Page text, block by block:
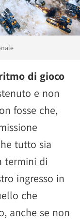
di gioco
e non
fosse che,
tutto sia
termini di
ingresso in
che
anche se non